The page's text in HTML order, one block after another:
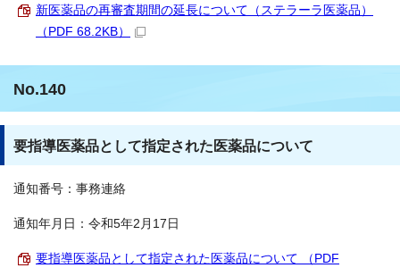
新医薬品の再審査期間の延長について（ステラーラ医薬品）
（PDF 68.2KB）
No.140
要指導医薬品として指定された医薬品について
通知番号：事務連絡
通知年月日：令和5年2月17日
要指導医薬品として指定された医薬品について （PDF